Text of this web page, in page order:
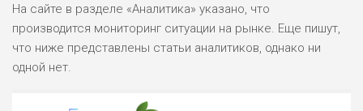
На сайте в разделе «Аналитика» указано, что
производится мониторинг ситуации на рынке. Еще пишут,
что ниже представлены статьи аналитиков, однако ни
одной нет.